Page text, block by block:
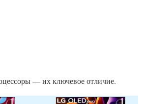
— их ключевое отличие.